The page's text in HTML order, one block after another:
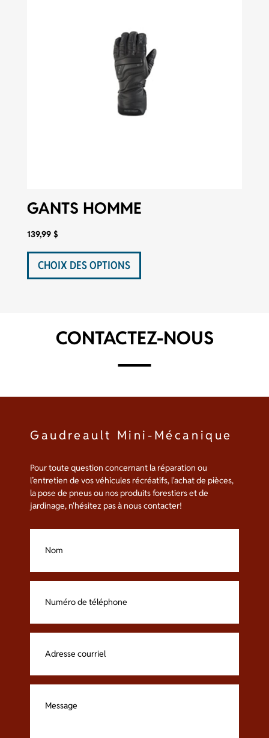
la
page
du
produit
GANTS HOMME
139,99 $
CHOIX DES OPTIONS
peuvent
être
page
CONTACTEZ-NOUS
Gaudreault Mini-Mécanique
Pour toute question concernant la réparation ou
l’entretien de vos véhicules récréatifs, l'achat de pièces,
la pose de pneus ou nos produits forestiers et de
jardinage, n'hésitez pas à nous contacter!